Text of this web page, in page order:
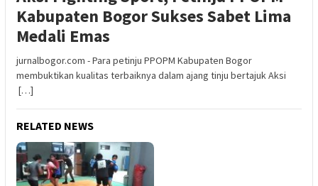
Kabupaten Bogor Sukses Sabet Lima
Medali Emas
jurnalbogor.com - Para petinju PPOPM Kabupaten Bogor
membuktikan kualitas terbaiknya dalam ajang tinju bertajuk Aksi
[…]
RELATED NEWS